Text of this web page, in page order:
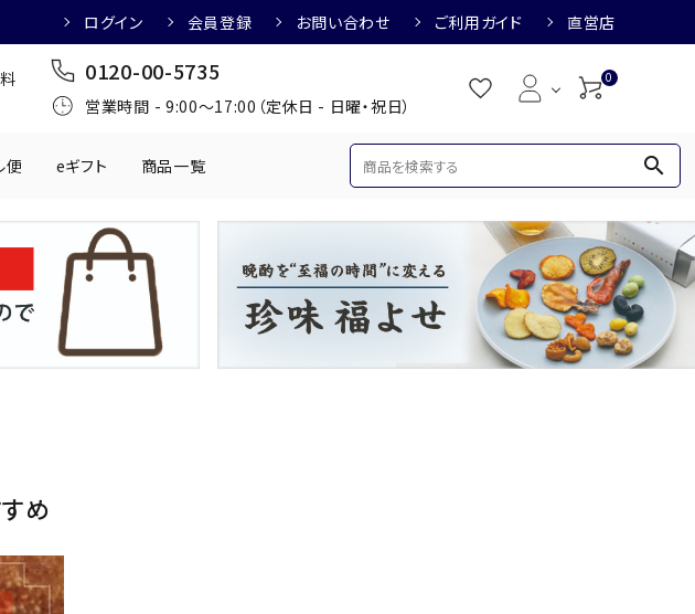
ログイン 会員登録 お問い合わせ ご利用ガイド 直営店
0120-00-5735
営業時間 - 9:00～17:00（定休日 - 日曜・祝日）
0
かわきもの
日本酒におすすめ 焼酎におすすめ
円～2,000円 2,001円～3,000円 3,001円～4,000円
便 eギフト 商品一覧 search
め